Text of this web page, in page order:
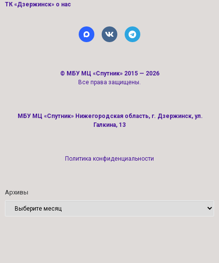
ТК «Дзержинск» о нас
© МБУ МЦ «Спутник» 2015 — 2026
Все права защищены.
МБУ МЦ «Спутник» Нижегородская область, г. Дзержинск, ул.
Галкина, 13
Политика конфиденциальности
Архивы